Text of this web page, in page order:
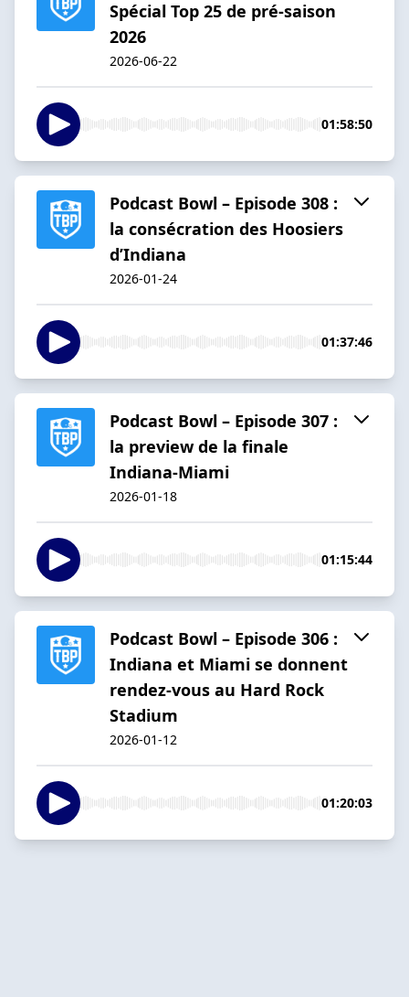
Spécial Top 25 de pré-saison
2026
2026-06-22
01:58:50
Podcast Bowl – Episode 308 :
la consécration des Hoosiers
d’Indiana
2026-01-24
01:37:46
Podcast Bowl – Episode 307 :
la preview de la finale
Indiana-Miami
2026-01-18
01:15:44
Podcast Bowl – Episode 306 :
Indiana et Miami se donnent
rendez-vous au Hard Rock
Stadium
2026-01-12
01:20:03